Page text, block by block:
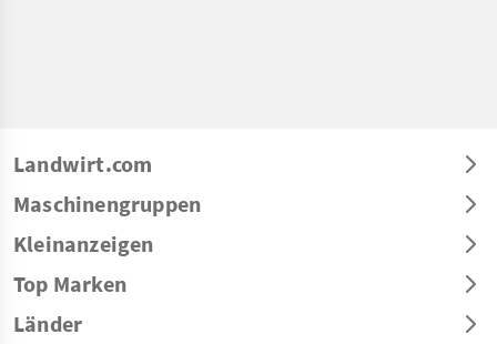
Landwirt.com
Maschinengruppen
Kleinanzeigen
Top Marken
Länder